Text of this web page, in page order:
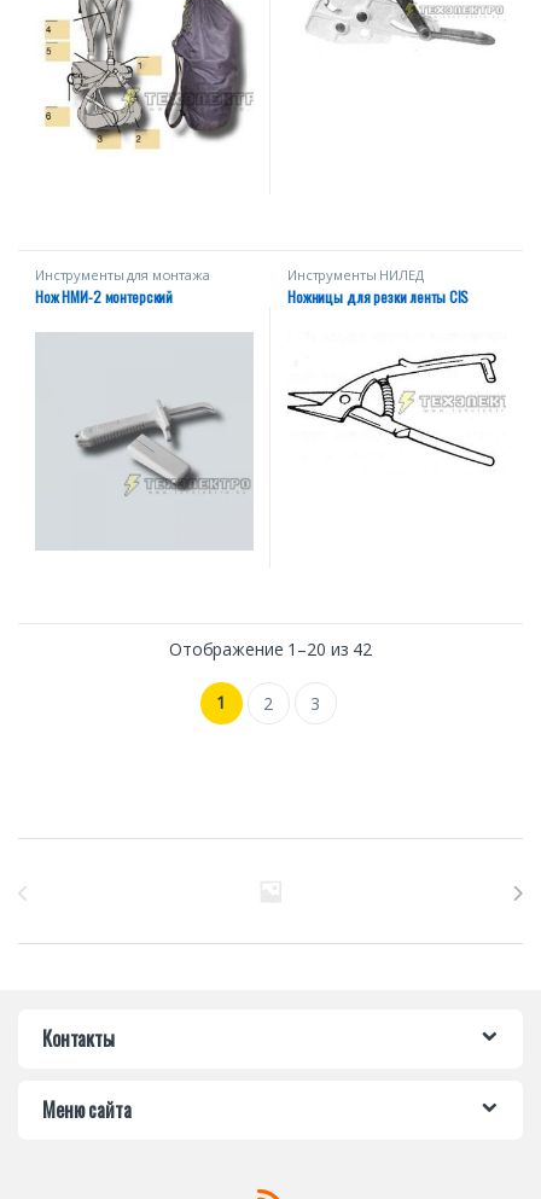
Инструменты для монтажа
Нож НМИ-2 монтерский
Инструменты НИЛЕД
Ножницы для резки ленты СIS
Отображение 1–20 из 42
1 2 3
Контакты
Меню сайта